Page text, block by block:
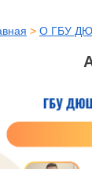
> О ГБУ